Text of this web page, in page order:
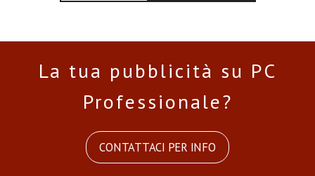
La tua pubblicità su PC
Professionale?
CONTATTACI PER INFO